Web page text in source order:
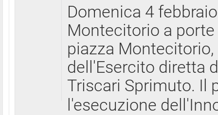
Domenica 4
Montecitorio a
piazza
dell'Esercito diretta
Triscari Sprimuto. Il
l'esecuzione